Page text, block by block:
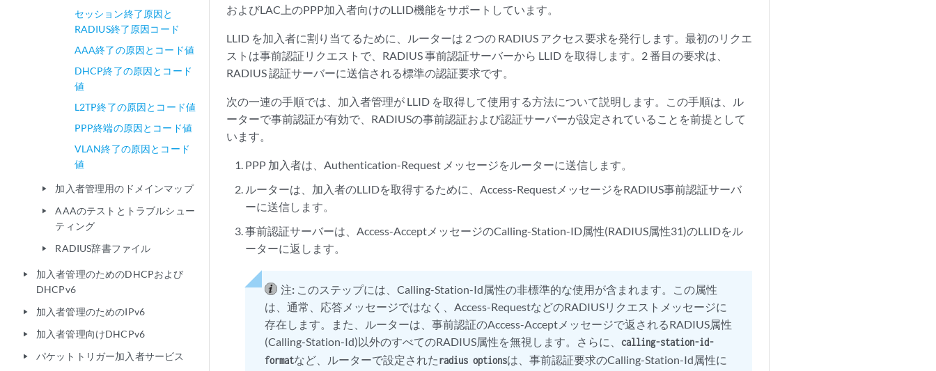
セッション終了原因と
RADIUS終了原因コード
AAA終了の原因とコード値
DHCP終了の原因とコード
値
L2TP終了の原因とコード値
PPP終端の原因とコード値
VLAN終了の原因とコード
値
play_arrow 加入者管理用のドメインマップ
play_arrow
AAAのテストとトラブルシュー
ティング
play_arrow RADIUS辞書ファイル
play_arrow
加入者管理のためのDHCPおよび
DHCPv6
play_arrow 加入者管理のためのIPv6
play_arrow 加入者管理向けDHCPv6
play_arrow パケットトリガー加入者サービス
およびLAC上のPPP加入者向けのLLID機能をサポートしています。
LLID を加入者に割り当てるために、ルーターは 2 つの RADIUS アクセス要求を発行します。最初のリクエ
ストは事前認証リクエストで、RADIUS 事前認証サーバーから LLID を取得します。2 番目の要求は、
RADIUS 認証サーバーに送信される標準の認証要求です。
次の一連の手順では、加入者管理が LLID を取得して使用する方法について説明します。この手順は、ル
ーターで事前認証が有効で、RADIUSの事前認証および認証サーバーが設定されていることを前提として
います。
PPP 加入者は、Authentication-Request メッセージをルーターに送信します。
ルーターは、加入者のLLIDを取得するために、Access-RequestメッセージをRADIUS事前認証サーバ
ーに送信します。
事前認証サーバーは、Access-AcceptメッセージのCalling-Station-ID属性(RADIUS属性31)のLLIDをル
ーターに返します。
注: このステップには、Calling-Station-Id属性の非標準的な使用が含まれます。この属性
は、通常、応答メッセージではなく、Access-RequestなどのRADIUSリクエストメッセージに
存在します。また、ルーターは、事前認証のAccess-Acceptメッセージで返されるRADIUS属性
(Calling-Station-Id)以外のすべてのRADIUS属性を無視します。さらに、calling-station-id-
formatなど、ルーターで設定されたradius optionsは、事前認証要求のCalling-Station-Id属性に